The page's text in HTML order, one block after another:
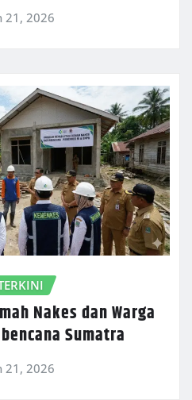
21, 2026
Nakes dan Warga
Sumatra
21, 2026